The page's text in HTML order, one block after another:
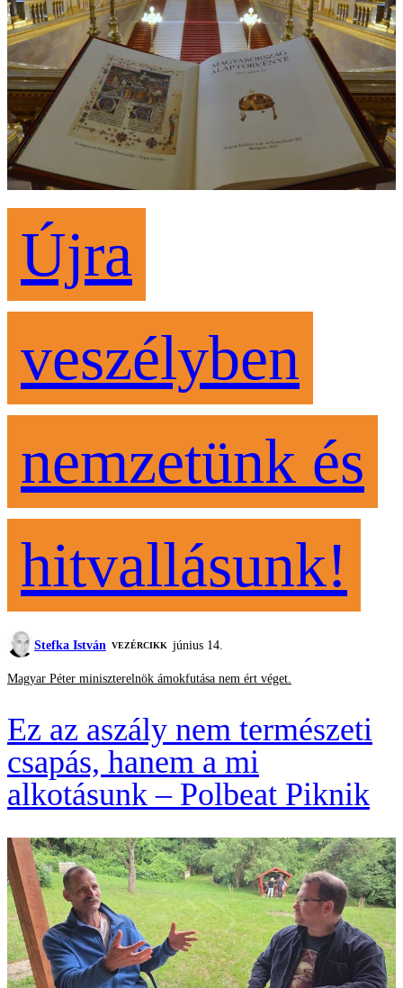
Újra
veszélyben
nemzetünk és
hitvallásunk!
Stefka István VEZÉRCIKK június 14.
Magyar Péter miniszterelnök ámokfutása nem ért véget.
Ez az aszály nem természeti
csapás, hanem a mi
alkotásunk – Polbeat Piknik